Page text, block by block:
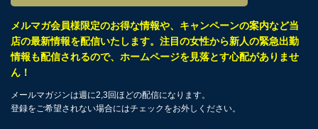
メルマガ会員様限定のお得な情報や、キャンペーンの案内など当
店の最新情報を配信いたします。注目の女性から新人の緊急出勤
情報も配信されるので、ホームページを見落とす心配がありませ
ん！
メールマガジンは週に2,3回ほどの配信になります。
登録をご希望されない場合にはチェックをお外しください。